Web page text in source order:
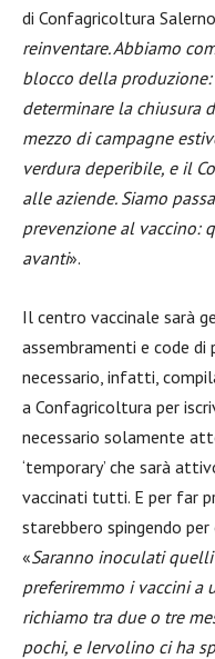
di Confagricoltura
reinventare. Abbiamo
blocco della
determinare la chiusura
mezzo di campagne
verdura deperibile, e il
alle aziende. Siamo
prevenzione al vaccino:
avanti».
Il centro vaccinale sarà
assembramenti e code di
necessario, infatti,
a Confagricoltura per
necessario solamente
‘temporary’ che sarà
vaccinati tutti. E per far
starebbero spingendo
«Saranno inoculati
preferiremmo i vaccini a
richiamo tra due o tre
pochi, e Iervolino ci ha